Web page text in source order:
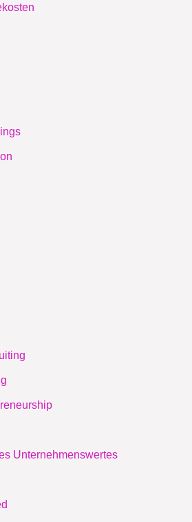
Unternehmenswertes